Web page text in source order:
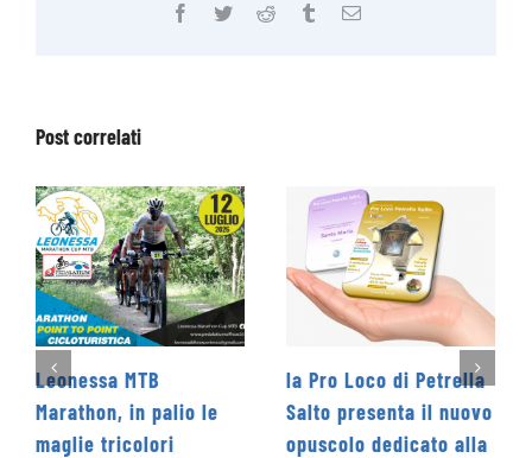
Facebook
TwitterReddit TumblrEmail
Post correlati
palio le
la Pro Loco di Petrella
Salto presenta il nuovo
opuscolo dedicato alla
La
Levante
Concorso